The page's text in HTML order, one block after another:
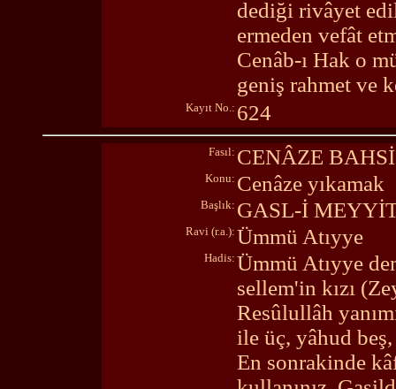
dediği rivâyet
ermeden vefât
Cenâb-ı Hak o
geniş rahmet ve
Kayıt No.: 624
Fasıl: CENÂZE BAHSİ
Konu: Cenâze yıkamak
Başlık: GASL-İ
Ravi (r.a.): Ümmü Atıyye
Hadis: Ümmü Atıyye
sellem'in kızı
Resûlullâh
ile üç, yâhud beş,
En sonrakinde